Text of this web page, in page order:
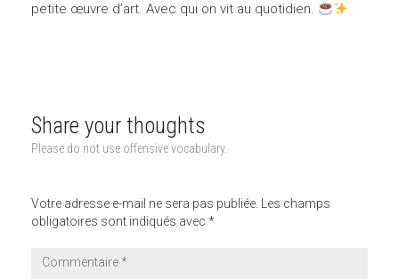
petite œuvre d’art. Avec qui on vit au quotidien.
Share your thoughts
Please do not use offensive vocabulary.
Votre adresse e-mail ne sera pas publiée.
Les champs
obligatoires sont indiqués avec *